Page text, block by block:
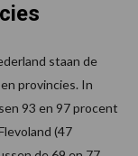
staan de
provincies. In
93 en 97 procent
(47